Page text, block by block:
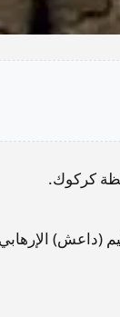
كركوك.
(داعش)